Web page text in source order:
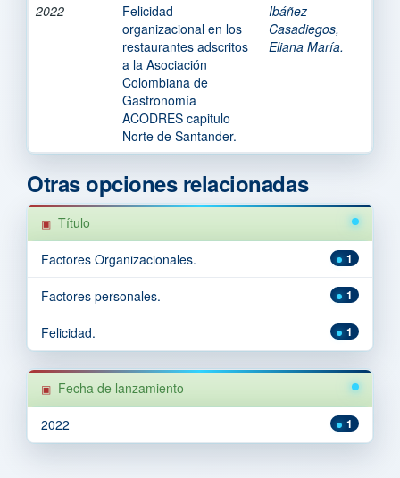
2022
Felicidad
organizacional en los
restaurantes adscritos
a la Asociación
Colombiana de
Gastronomía
ACODRES capitulo
Norte de Santander.
Ibáñez
Casadiegos,
Eliana María.
Otras opciones relacionadas
Título
1
Factores Organizacionales.
1
Factores personales.
1
Felicidad.
Fecha de lanzamiento
1
2022